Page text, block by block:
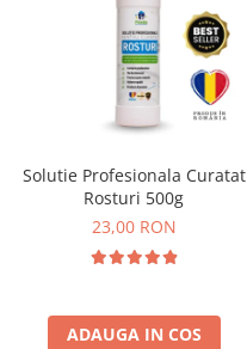
Solutie Profesionala Curatat
Rosturi 500g
23,00 RON
ADAUGA IN COS